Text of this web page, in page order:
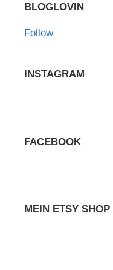
BLOGLOVIN
Follow
INSTAGRAM
FACEBOOK
MEIN ETSY SHOP